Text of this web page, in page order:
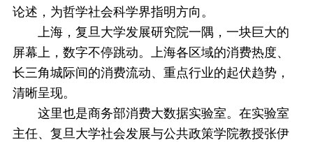
论述，为哲学社会科学界指明方向。
上海，复旦大学发展研究院一隅，一块巨大的
屏幕上，数字不停跳动。上海各区域的消费热度、
长三角城际间的消费流动、重点行业的起伏趋势，
清晰呈现。
这里也是商务部消费大数据实验室。在实验室
主任、复旦大学社会发展与公共政策学院教授张伊